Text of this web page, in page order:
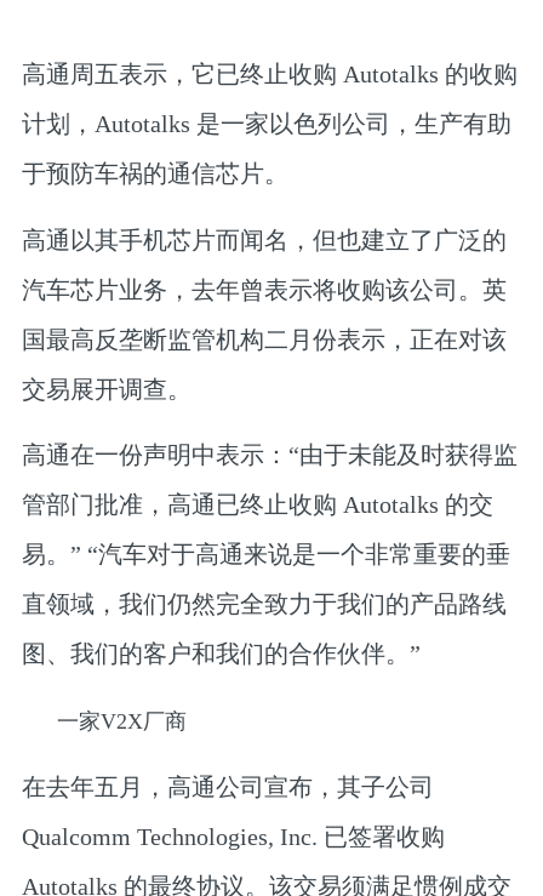
高通周五表示，它已终止收购 Autotalks 的收购
计划，Autotalks 是一家以色列公司，生产有助
于预防车祸的通信芯片。
高通以其手机芯片而闻名，但也建立了广泛的
汽车芯片业务，去年曾表示将收购该公司。英
国最高反垄断监管机构二月份表示，正在对该
交易展开调查。
高通在一份声明中表示：“由于未能及时获得监
管部门批准，高通已终止收购 Autotalks 的交
易。” “汽车对于高通来说是一个非常重要的垂
直领域，我们仍然完全致力于我们的产品路线
图、我们的客户和我们的合作伙伴。”
一家V2X厂商
在去年五月，高通公司宣布，其子公司
Qualcomm Technologies, Inc. 已签署收购
Autotalks 的最终协议。该交易须满足惯例成交